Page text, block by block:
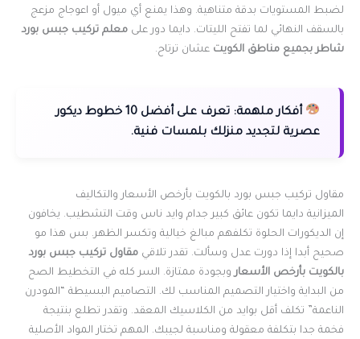
لضبط المستويات بدقة متناهية. وهذا يمنع أي ميول أو اعوجاج مزعج
بالسقف النهائي لما تفتح الليتات. دايما دور على معلم تركيب جبس بورد
شاطر بجميع مناطق الكويت عشان ترتاح.
أفكار ملهمة:
تعرف على أفضل 10 خطوط ديكور
عصرية لتجديد منزلك بلمسات فنية.
مقاول تركيب جبس بورد بالكويت بأرخص الأسعار والتكاليف
الميزانية دايما تكون عائق كبير جدام وايد ناس وقت التشطيب. يخافون
إن الديكورات الحلوة تكلفهم مبالغ خيالية وتكسر الظهر. بس هذا مو
صحيح أبدا إذا دورت عدل وسألت. تقدر تلاقي مقاول تركيب جبس بورد
بالكويت بأرخص الأسعار وبجودة ممتازة. السر كله في التخطيط الصح
من البداية واختيار التصميم المناسب لك. التصاميم البسيطة “المودرن
الناعمة” تكلف أقل بوايد من الكلاسيك المعقد. وتقدر تطلع بنتيجة
فخمة جدا بتكلفة معقولة ومناسبة لجيبك. المهم تختار المواد الأصلية